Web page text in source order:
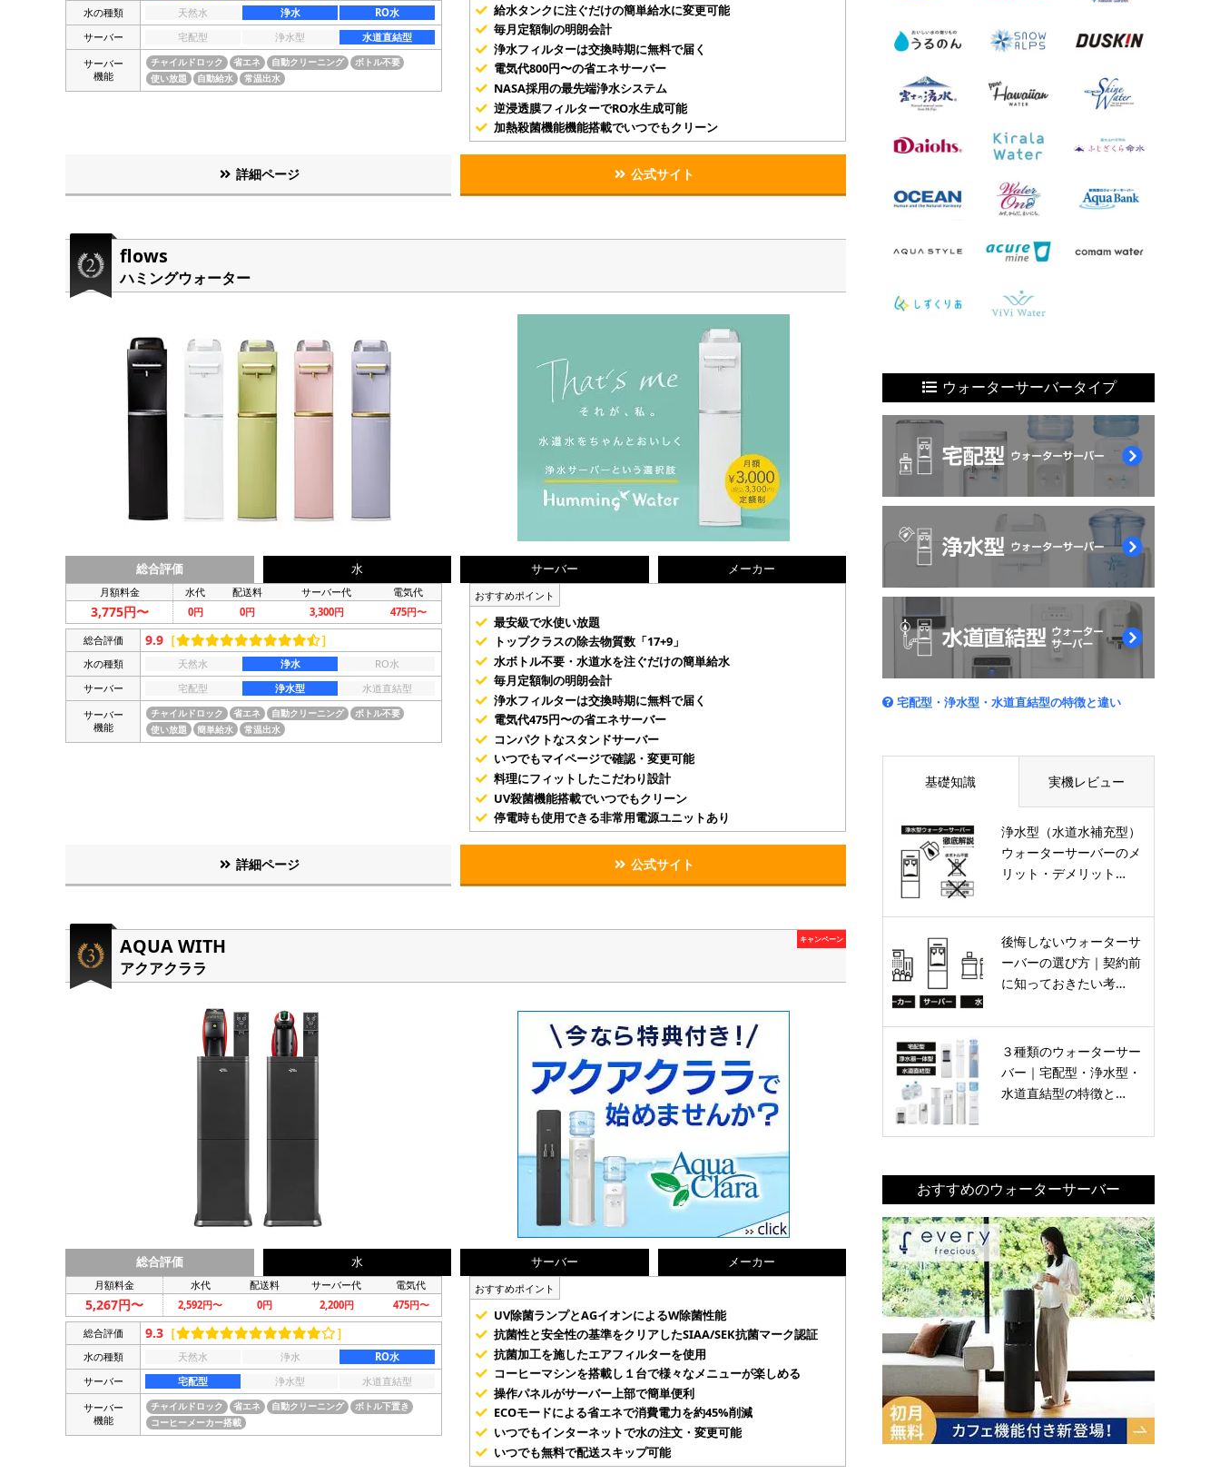
水の種類 天然水 浄水
RO水
サーバー
宅配型 浄水型
水道直結型
サーバー
機能
チャイルドロック 省エネ 自動クリーニング
ボトル不要
使い放題
自動給水 常温出水
給水タンクに注ぐだけの簡単給水に変更可能
毎月定額制の明朗会計
浄水フィルターは交換時期に無料で届く
電気代800円〜の省エネサーバー
NASA採用の最先端浄水システム
逆浸透膜フィルターでRO水生成可能
加熱殺菌機能機能搭載でいつでもクリーン
詳細ページ 公式サイト
flows
ハミングウォーター
総合評価 水 サーバー メーカー
月額料金 水代 配送料 サーバー代 電気代
3,775円〜 0円 0円 3,300円 475円〜
総合評価 9.9 ［ ］
水の種類 天然水 浄水
RO水
サーバー
宅配型 浄水型
水道直結型
サーバー
機能
チャイルドロック 省エネ 自動クリーニング
ボトル不要
使い放題
簡単給水 常温出水
おすすめポイント
最安級で水使い放題
トップクラスの除去物質数「17+9」
水ボトル不要・水道水を注ぐだけの簡単給水
毎月定額制の明朗会計
浄水フィルターは交換時期に無料で届く
電気代475円〜の省エネサーバー
コンパクトなスタンドサーバー
いつでもマイページで確認・変更可能
料理にフィットしたこだわり設計
UV殺菌機能搭載でいつでもクリーン
停電時も使用できる非常用電源ユニットあり
詳細ページ 公式サイト
AQUA WITH
アクアクララ
キャンペーン
総合評価 水 サーバー メーカー
月額料金 水代 配送料 サーバー代 電気代
5,267円〜 2,592円〜 0円 2,200円 475円〜
総合評価 9.3 ［ ］
水の種類 天然水 浄水
RO水
サーバー
宅配型 浄水型
水道直結型
サーバー
機能
チャイルドロック 省エネ 自動クリーニング
ボトル下置き
コーヒーメーカー搭載
おすすめポイント
UV除菌ランプとAGイオンによるW除菌性能
抗菌性と安全性の基準をクリアしたSIAA/SEK抗菌マーク認証
抗菌加工を施したエアフィルターを使用
コーヒーマシンを搭載し１台で様々なメニューが楽しめる
操作パネルがサーバー上部で簡単便利
ECOモードによる省エネで消費電力を約45%削減
いつでもインターネットで水の注文・変更可能
いつでも無料で配送スキップ可能
ウォーターサーバータイプ
宅配型・浄水型・水道直結型の特徴と違い
基礎知識 実機レビュー
浄水型（水道水補充型）
ウォーターサーバーのメ
リット・デメリット…
後悔しないウォーターサ
ーバーの選び方｜契約前
に知っておきたい考…
３種類のウォーターサー
バー｜宅配型・浄水型・
水道直結型の特徴と…
おすすめのウォーターサーバー